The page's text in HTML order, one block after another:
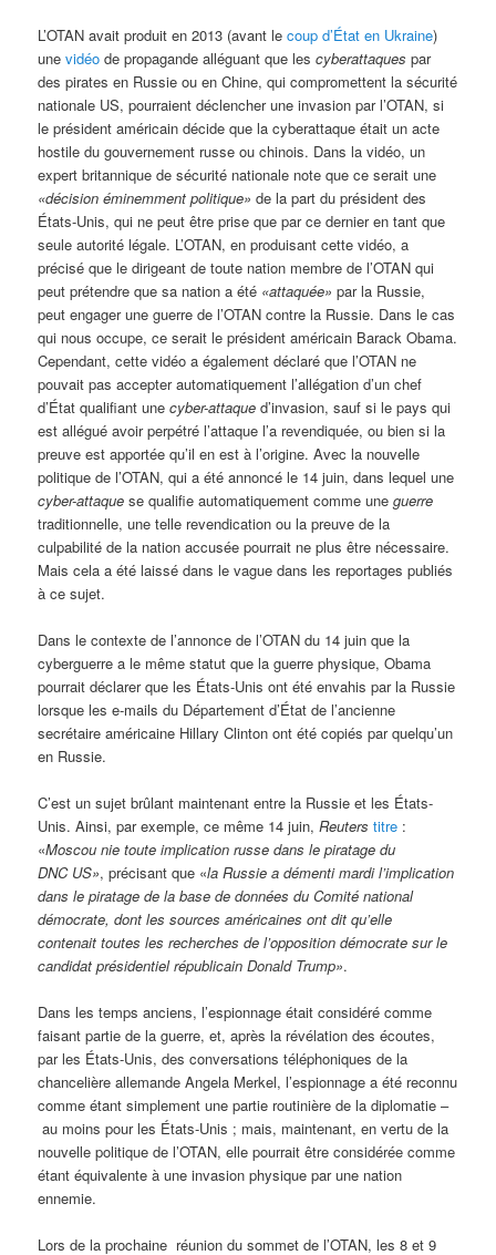
L’OTAN avait produit en 2013 (avant lecoup d’État en Ukraine)
unevidéo de propagande alléguant que lescyberattaques par
des pirates en Russie ou en Chine, qui compromettent la sécurité
nationale US, pourraient déclencher une invasion par l’OTAN, si
le président américain décide que la cyberattaque était un acte
hostile du gouvernement russe ou chinois. Dans la vidéo, un
expert britannique de sécurité nationale note que ce serait une
«décision éminemment politique» de la part du président des
États-Unis, qui ne peut être prise que par ce dernier en tant que
seule autorité légale. L’OTAN, en produisant cette vidéo, a
précisé que le dirigeant de toute nation membre de l’OTAN qui
peut prétendre que sa nation a été «attaquée» par la Russie,
peut engager une guerre de l’OTAN contre la Russie. Dans le cas
qui nous occupe, ce serait le président américain Barack Obama.
Cependant, cette vidéo a également déclaré que l’OTAN ne
pouvait pas accepter automatiquement l’allégation d’un chef
d’État qualifiant unecyber-attaque d’invasion, sauf si le pays qui
est allégué avoir perpétré l’attaque l’a revendiquée, ou bien si la
preuve est apportée qu’il en est à l’origine. Avec la nouvelle
politique de l’OTAN, qui a été annoncé le 14 juin, dans lequel une
cyber-attaque se qualifie automatiquement comme uneguerre
traditionnelle, une telle revendication ou la preuve de la
culpabilité de la nation accusée pourrait ne plus être nécessaire.
Mais cela a été laissé dans le vague dans les reportages publiés
à ce sujet.
Dans le contexte de l’annonce de l’OTAN du 14 juin que la
cyberguerre a le même statut que la guerre physique, Obama
pourrait déclarer que les États-Unis ont été envahis par la Russie
lorsque les e-mails du Département d’État de l’ancienne
secrétaire américaine Hillary Clinton ont été copiés par quelqu’un
en Russie.
C’est un sujet brûlant maintenant entre la Russie et les États-
Unis. Ainsi, par exemple, ce même 14 juin,Reuters titre :
«Moscou nie toute implication russe dans le piratage du
DNC US», précisant que «la Russie a démenti mardi l’implication
dans le piratage de la base de données du Comité national
démocrate, dont les sources américaines ont dit qu’elle
contenait toutes les recherches de l’opposition démocrate sur le
candidat présidentiel républicain Donald Trump».
Dans les temps anciens, l’espionnage était considéré comme
faisant partie de la guerre, et, après la révélation des écoutes,
par les États-Unis, des conversations téléphoniques de la
chancelière allemande Angela Merkel, l’espionnage a été reconnu
comme étant simplement une partie routinière de la diplomatie –
au moins pour les États-Unis ; mais, maintenant, en vertu de la
nouvelle politique de l’OTAN, elle pourrait être considérée comme
étant équivalente à une invasion physique par une nation
ennemie.
Lors de la prochaine réunion du sommet de l’OTAN, les 8 et 9